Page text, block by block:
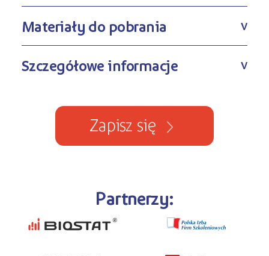
Materiały do pobrania V
Szczegółowe informacje V
Zapisz się
Partnerzy: